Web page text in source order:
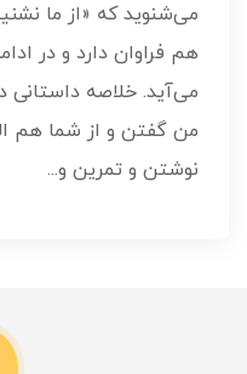
می‌شنوید که «از ما
هم فراوان دارد و در
می‌آید. خلاصه داستانی
من گفتن و از شما هم
نوشتن و تمرین و...